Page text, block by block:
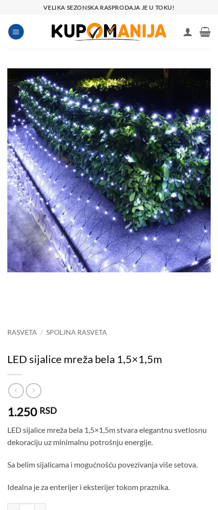
sadržaj
VELIKA SEZONSKA RASPRODAJA JE U TOKU!
RASVETA / SPOLJNA RASVETA
LED sijalice mreža bela 1,5×1,5m
1.250 RSD
LED sijalice mreža bela 1,5×1,5m stvara elegantnu svetlosnu
dekoraciju uz minimalnu potrošnju energije.
Sa belim sijalicama i mogućnošću povezivanja više setova.
Idealna je za enterijer i eksterijer tokom praznika.